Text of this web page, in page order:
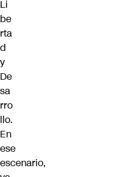
Li
be
rta
d
y
De
sa
rro
llo.
En
ese
escenario,